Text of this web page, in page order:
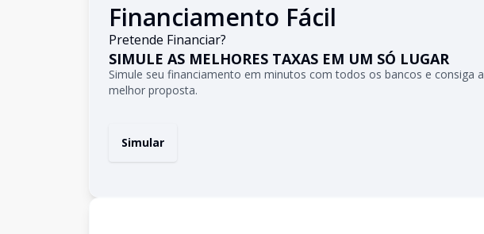
Financiamento Fácil
Pretende Financiar?
SIMULE AS MELHORES TAXAS EM UM SÓ LUGAR
Simule seu financiamento em minutos com todos os bancos e consiga a
melhor proposta.
Simular